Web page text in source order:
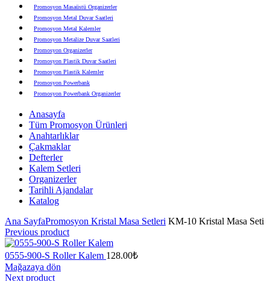
Promosyon Masaüstü Organizerler
Promosyon Metal Duvar Saatleri
Promosyon Metal Kalemler
Promosyon Metalize Duvar Saatleri
Promosyon Organizerler
Promosyon Plastik Duvar Saatleri
Promosyon Plastik Kalemler
Promosyon Powerbank
Promosyon Powerbank Organizerler
Promosyon Şapka
Promosyon Sekreter Bloknotlar
Promosyon Seramik ve Porselen Ürünler
Promosyon Speakerlar
Promosyon Tarihli Ajandalar
Promosyon Teknoloji Ürünleri
Promosyon Telefon Standları
Promosyon Termoslar
Promosyon Tişörtler
Anasayfa
Tüm Promosyon Ürünleri
Anahtarlıklar
Çakmaklar
Defterler
Kalem Setleri
Organizerler
Tarihli Ajandalar
Katalog
Ana SayfaPromosyon Kristal Masa Setleri KM-10 Kristal Masa Seti
Previous product
0555-900-S Roller Kalem 128.00₺
Mağazaya dön
Next product